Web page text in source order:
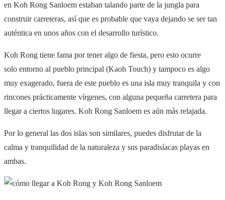
en Koh Rong Sanloem estaban talando parte de la jungla para
construir carreteras, así que es probable que vaya dejando se ser tan
auténtica en unos años con el desarrollo turístico.
Koh Rong tiene fama por tener algo de fiesta, pero esto ocurre
solo entorno al pueblo principal (Kaoh Touch) y tampoco es algo
muy exagerado, fuera de este pueblo es una isla muy tranquila y con
rincones prácticamente vírgenes, con alguna pequeña carretera para
llegar a ciertos lugares. Koh Rong Sanloem es aún más relajada.
Por lo general las dos islas son similares, puedes disfrutar de la
calma y tranquilidad de la naturaleza y sus paradisíacas playas en
ambas.